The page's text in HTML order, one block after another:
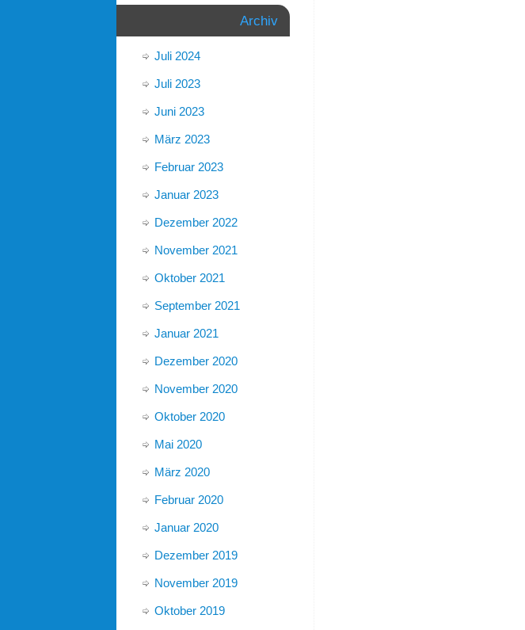
Archiv
Juli 2024
Juli 2023
Juni 2023
März 2023
Februar 2023
Januar 2023
Dezember 2022
November 2021
Oktober 2021
September 2021
Januar 2021
Dezember 2020
November 2020
Oktober 2020
Mai 2020
März 2020
Februar 2020
Januar 2020
Dezember 2019
November 2019
Oktober 2019